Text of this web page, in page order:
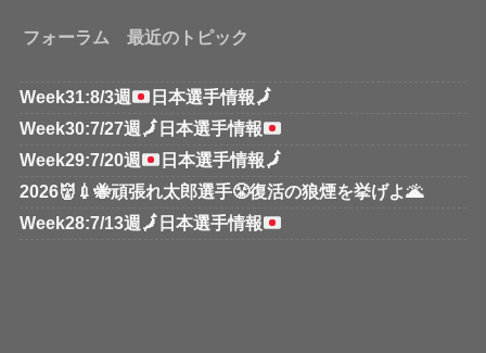
フォーラム 最近のトピック
Week31:8/3週 日本選手情報🗾
Week30:7/27週 🗾 日本選手情報
Week29:7/20週
日本選手情報🗾
2026👹💉🐝頑張れ太郎選手😤復活の狼煙を挙げよ🌋
Week28:7/13週 🗾 日本選手情報